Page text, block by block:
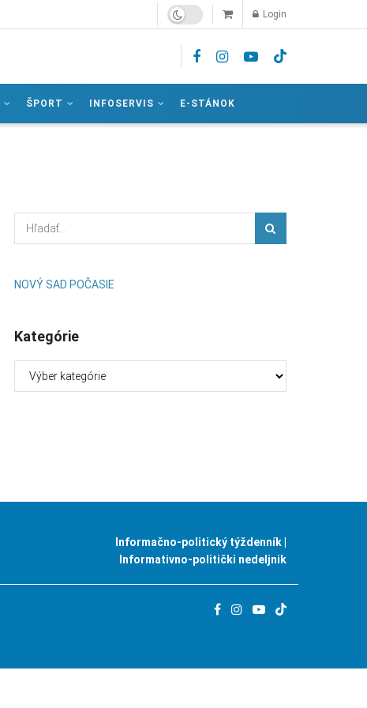
Login
ŠPORT INFOSERVIS E-STÁNOK
NOVÝ SAD POČASIE
Kategórie
Informačno-politický týždenník |
Informativno-politički nedeljnik